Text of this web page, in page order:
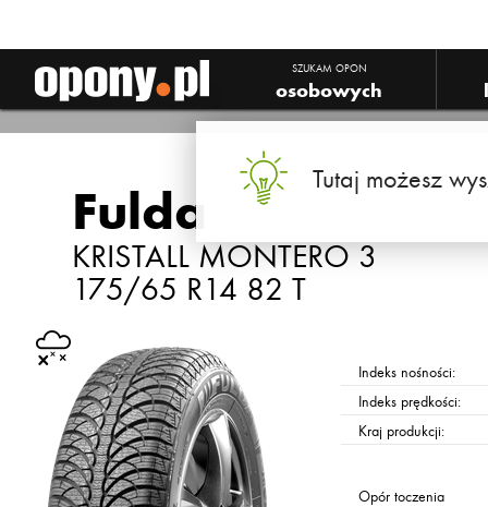
SZUKAM OPON
osobowych
Tutaj możesz
Fulda
KRISTALL MONTERO 3
175/65 R14 82 T
Indeks nośności:
Indeks prędkości:
Kraj produkcji:
Opór toczenia